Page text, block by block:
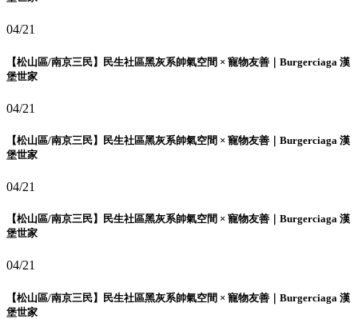
04/21
【松山區/南京三民】民生社區黑灰系帥氣空間 × 寵物友善｜Burgerciaga 漢
堡世家
04/21
【松山區/南京三民】民生社區黑灰系帥氣空間 × 寵物友善｜Burgerciaga 漢
堡世家
04/21
【松山區/南京三民】民生社區黑灰系帥氣空間 × 寵物友善｜Burgerciaga 漢
堡世家
04/21
【松山區/南京三民】民生社區黑灰系帥氣空間 × 寵物友善｜Burgerciaga 漢
堡世家